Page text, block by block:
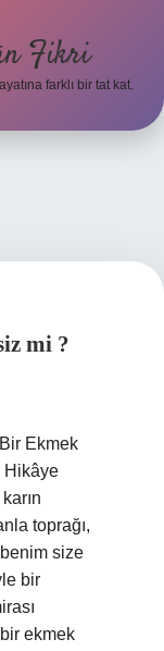
Fikri
farklı bir tat kat.
mi ?
Ekmek
Hikâye
toprağı,
size
bir
bir ekmek